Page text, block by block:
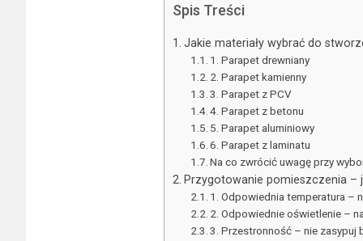
Spis Treści
Jakie materiały wybrać do
1. Parapet drewniany
2. Parapet kamienny
3. Parapet z PCV
4. Parapet z betonu
5. Parapet aluminiowy
6. Parapet z laminatu
Na co zwrócić uwagę przy
Przygotowanie pomieszczenia –
1. Odpowiednia temperatura –
2. Odpowiednie oświetlenie –
3. Przestronność – nie zasypuj